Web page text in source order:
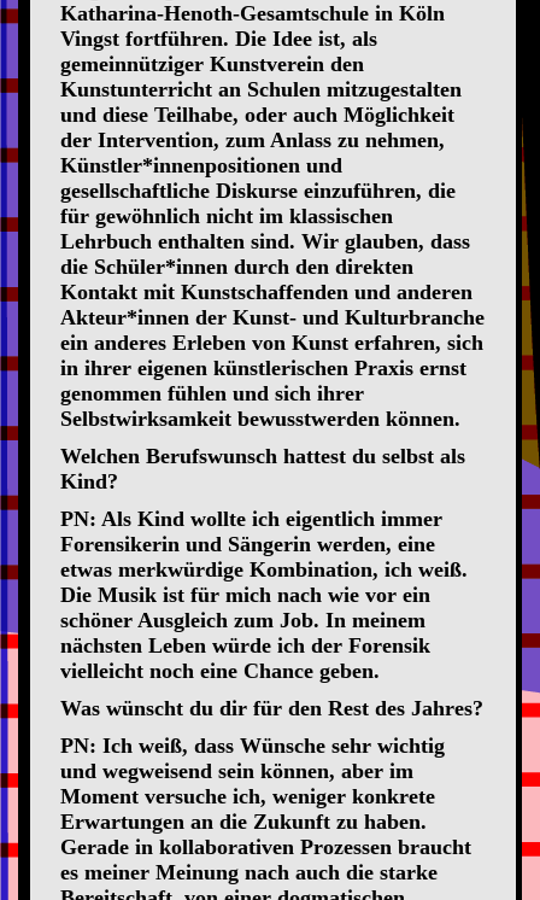
Katharina-Henoth-Gesamtschule in Köln
Vingst fortführen. Die Idee ist, als
gemeinnütziger Kunstverein den
Kunstunterricht an Schulen mitzugestalten
und diese Teilhabe, oder auch Möglichkeit
der Intervention, zum Anlass zu nehmen,
Künstler*innenpositionen und
gesellschaftliche Diskurse einzuführen, die
für gewöhnlich nicht im klassischen
Lehrbuch enthalten sind. Wir glauben, dass
die Schüler*innen durch den direkten
Kontakt mit Kunstschaffenden und anderen
Akteur*innen der Kunst- und Kulturbranche
ein anderes Erleben von Kunst erfahren, sich
in ihrer eigenen künstlerischen Praxis ernst
genommen fühlen und sich ihrer
Selbstwirksamkeit bewusstwerden können.
Welchen Berufswunsch hattest du selbst als
Kind?
PN: Als Kind wollte ich eigentlich immer
Forensikerin und Sängerin werden, eine
etwas merkwürdige Kombination, ich weiß.
Die Musik ist für mich nach wie vor ein
schöner Ausgleich zum Job. In meinem
nächsten Leben würde ich der Forensik
vielleicht noch eine Chance geben.
Was wünscht du dir für den Rest des Jahres?
PN: Ich weiß, dass Wünsche sehr wichtig
und wegweisend sein können, aber im
Moment versuche ich, weniger konkrete
Erwartungen an die Zukunft zu haben.
Gerade in kollaborativen Prozessen braucht
es meiner Meinung nach auch die starke